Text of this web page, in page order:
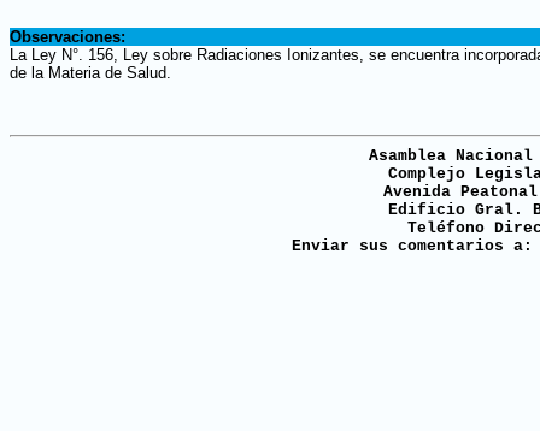
Observaciones:
La Ley N°. 156, Ley sobre Radiaciones Ionizantes, se encuentra
de la Materia de Salud.
Asamblea
Complejo
Avenida
Edificio Gral.
Teléfono
Enviar sus comentarios